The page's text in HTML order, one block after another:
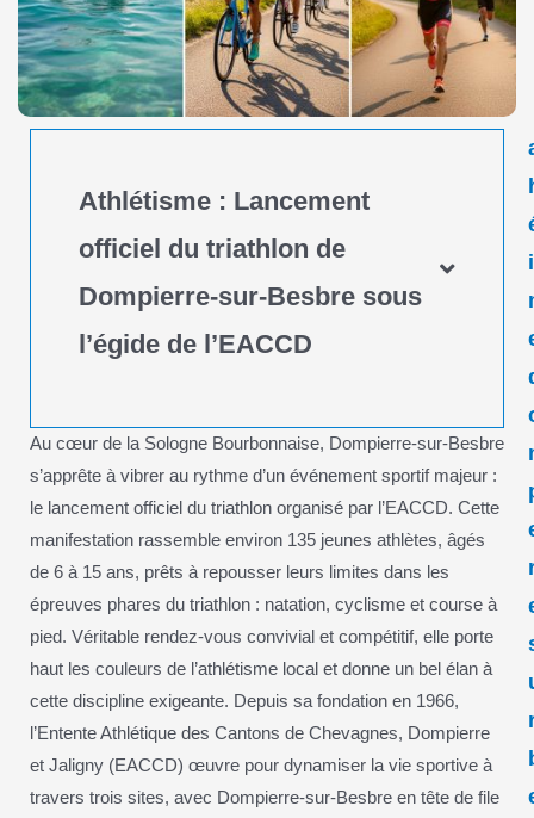
Athlétisme : Lancement
officiel du triathlon de
Dompierre-sur-Besbre sous
l’égide de l’EACCD
Au cœur de la Sologne Bourbonnaise, Dompierre-sur-Besbre
s’apprête à vibrer au rythme d’un événement sportif majeur :
le lancement officiel du triathlon organisé par l’EACCD. Cette
manifestation rassemble environ 135 jeunes athlètes, âgés
de 6 à 15 ans, prêts à repousser leurs limites dans les
épreuves phares du triathlon : natation, cyclisme et course à
pied. Véritable rendez-vous convivial et compétitif, elle porte
haut les couleurs de l’athlétisme local et donne un bel élan à
cette discipline exigeante. Depuis sa fondation en 1966,
l’Entente Athlétique des Cantons de Chevagnes, Dompierre
et Jaligny (EACCD) œuvre pour dynamiser la vie sportive à
travers trois sites, avec Dompierre-sur-Besbre en tête de file